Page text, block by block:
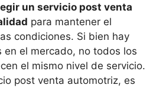
un servicio post venta
para mantener el
condiciones. Si bien hay
en el mercado, no todos los
el mismo nivel de servicio.
post venta automotriz, es